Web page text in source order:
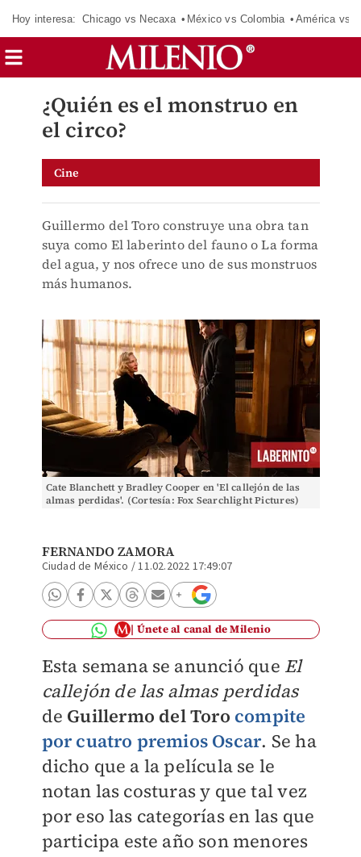
Hoy interesa: Chicago vs Necaxa México vs Colombia América vs
¿Quién es el monstruo en
el circo?
Cine
Guillermo del Toro construye una obra tan
suya como El laberinto del fauno o La forma
del agua, y nos ofrece uno de sus monstruos
más humanos.
Cate Blanchett y Bradley Cooper en 'El callejón de las
almas perdidas'. (Cortesía: Fox Searchlight Pictures)
FERNANDO ZAMORA
Ciudad de México /11.02.2022 17:49:07
Únete al canal de Milenio
Esta semana se anunció que El
callejón de las almas perdidas
de Guillermo del Toro compite
por cuatro premios Oscar. Se ha
dicho que a la película se le
notan las costuras y que tal vez
por eso las categorías en las que
participa este año son menores